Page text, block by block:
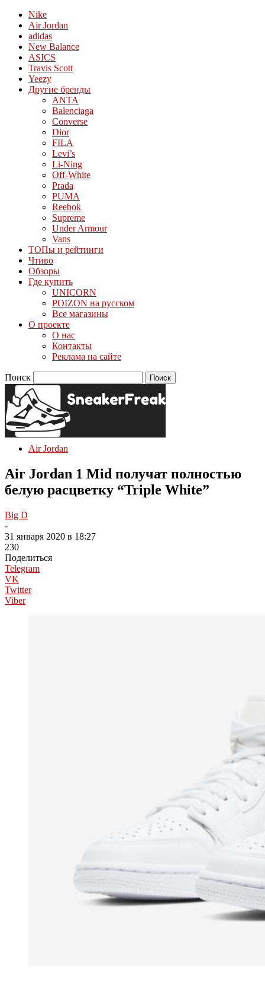
Nike
Air Jordan
adidas
New Balance
ASICS
Travis Scott
Yeezy
Другие бренды
ANTA
Balenciaga
Converse
Dior
FILA
Levi’s
Li-Ning
Off-White
Prada
PUMA
Reebok
Supreme
Under Armour
Vans
ТОПы и рейтинги
Чтиво
Обзоры
Где купить
UNICORN
POIZON на русском
Все магазины
О проекте
О нас
Контакты
Реклама на сайте
Поиск
Air Jordan
Air Jordan 1 Mid получат полностью
белую расцветку “Triple White”
Big D
-
31 января 2020 в 18:27
230
Поделиться
Telegram
VK
Twitter
Viber